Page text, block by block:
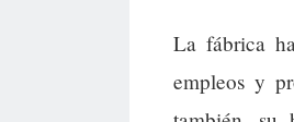
La fábrica
empleos y